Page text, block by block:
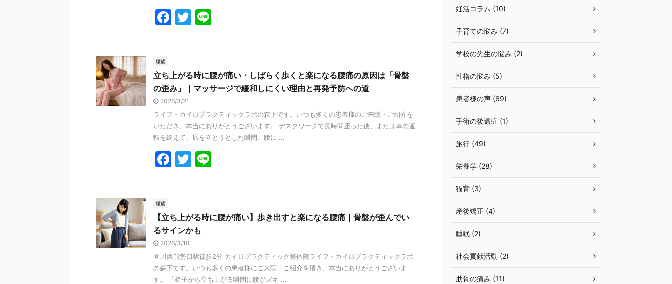
F
b
o
o
k
T
腰痛
立ち上がる時に腰が痛い・しばらく歩くと楽になる腰痛の原因は「骨盤
の歪み」｜マッサージで緩和しにくい理由と再発予防への道
2026/3/21
ライフ・カイロプラクティックラボの森下です。いつも多くの患者様のご来院・ご紹介を
いただき、本当にありがとうございます。 デスクワークで長時間座った後、または車の運
転を終えて、席を立とうとした瞬間、腰に ...
F
b
o
o
k
T
腰痛
【立ち上がる時に腰が痛い】歩き出すと楽になる腰痛｜骨盤が歪んでい
るサインかも
2026/3/10
☆川西能勢口駅徒歩2分 カイロプラクティック整体院ライフ・カイロプラクティックラボ
の森下です。いつも多くの患者様にご来院・ご紹介を頂き、本当にありがとうございま
す。 「椅子から立ち上がる瞬間に腰がズキ ...
妊活コラム (10)
子育ての悩み (7)
学校の先生の悩み (2)
性格の悩み (5)
患者様の声 (69)
手術の後遺症 (1)
旅行 (49)
栄養学 (28)
猫背 (3)
産後矯正 (4)
睡眠 (2)
社会貢献活動 (2)
肋骨の痛み (11)